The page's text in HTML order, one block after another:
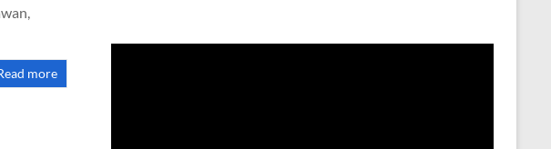
more